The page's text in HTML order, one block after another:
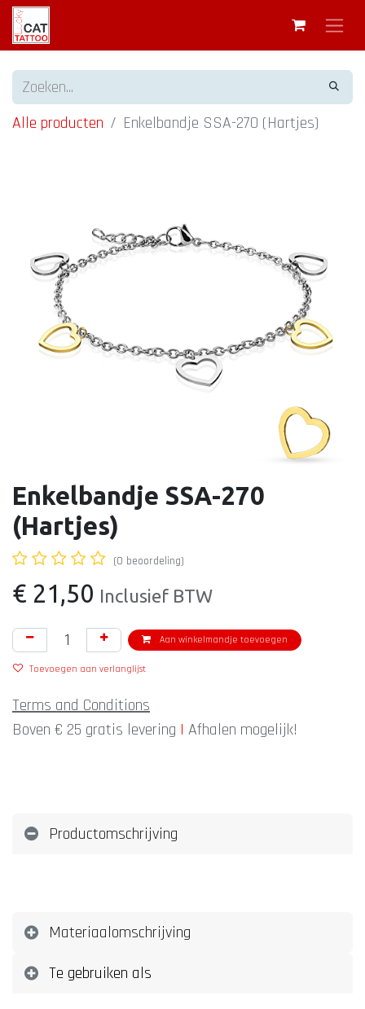
Alle producten Enkelbandje SSA-270 (Hartjes)
Enkelbandje SSA-270
(Hartjes)
(0 beoordeling)
€ 21,50 Inclusief BTW
Aan winkelmandje toevoegen
Toevoegen aan verlanglijst
Terms and Conditions
Boven € 25 gratis levering | Afhalen mogelijk!
Productomschrijving
Materiaalomschrijving
Te gebruiken als